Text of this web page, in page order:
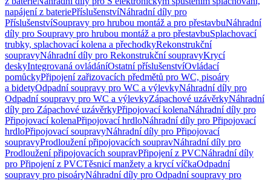
napájení z bateriePříslušenstvíNáhradní díly pro
PříslušenstvíSoupravy pro hrubou montáž a pro přestavbuNáhradní
díly pro Soupravy pro hrubou montáž a pro přestavbuSplachovací
trubky, splachovací kolena a přechodkyRekonstrukční
soupravyNáhradní díly pro Rekonstrukční soupravyKrycí
deskyIntegrovaná ovládáníOstatní příslušenstvíOvládací
pomůckyPřipojení zařizovacích předmětů pro WC, pisoáry
a bidetyOdpadní soupravy pro WC a výlevkyNáhradní díly pro
Odpadní soupravy pro WC a výlevkyZápachové uzávěrkyNáhradní
díly pro Zápachové uzávěrkyPřipojovací kolenaNáhradní díly pro
Připojovací kolenaPřipojovací hrdloNáhradní díly pro Připojovací
hrdloPřipojovací soupravyNáhradní díly pro Připojovací
soupravyProdloužení připojovacích soupravNáhradní díly pro
Prodloužení připojovacích soupravPřipojení z PVCNáhradní díly
pro Připojení z PVCTěsnicí manžety a krycí víčkaOdpadní
soupravy pro pisoáryNáhradní díly pro Odpadní soupravy pro